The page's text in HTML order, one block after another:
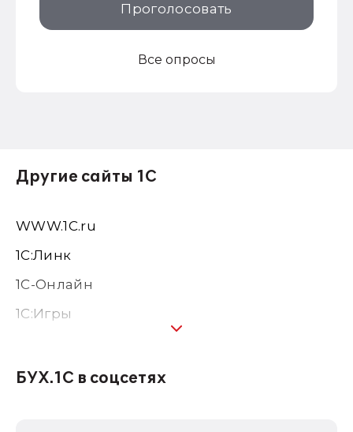
Проголосовать
Все опросы
Другие сайты 1С
WWW.1С.ru
1С:Линк
1С-Онлайн
1C:Игры
1С:Консалтинг
БУХ.1С в соцсетях